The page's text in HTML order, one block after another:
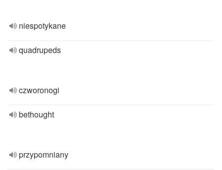
niespotykane
quadrupeds
czworonogi
bethought
przypomniany